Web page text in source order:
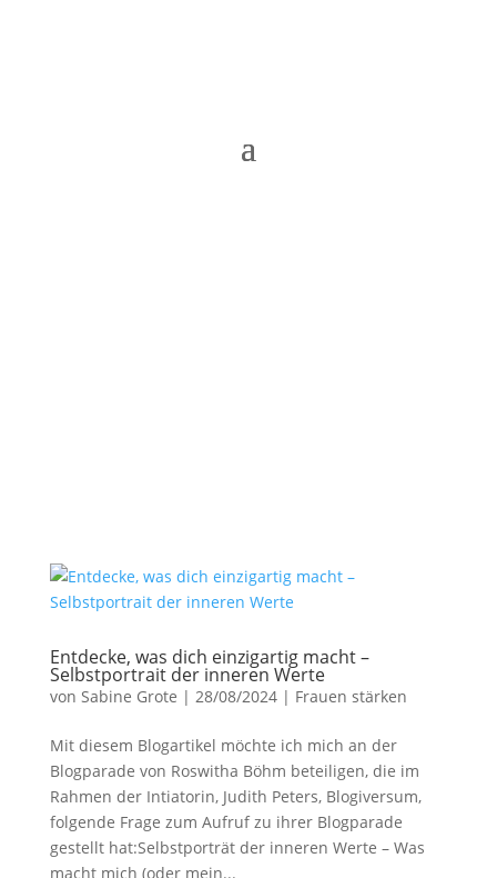
Entdecke, was dich einzigartig macht –
Selbstportrait der inneren Werte
von Sabine Grote | 28/08/2024| Frauen stärken
Mit diesem Blogartikel möchte ich mich an der
Blogparade von Roswitha Böhm beteiligen, die im
Rahmen der Intiatorin, Judith Peters, Blogiversum,
folgende Frage zum Aufruf zu ihrer Blogparade
gestellt hat:Selbstporträt der inneren Werte – Was
macht mich (oder mein...